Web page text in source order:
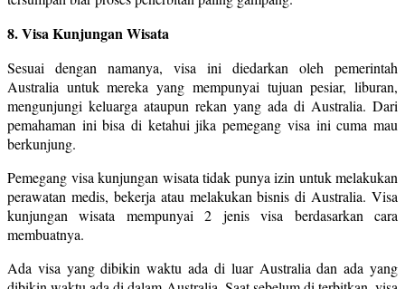
8. Visa Kunjungan Wisata
Sesuai dengan namanya, visa ini diedarkan oleh pemerintah
Australia untuk mereka yang mempunyai tujuan pesiar, liburan,
mengunjungi keluarga ataupun rekan yang ada di Australia. Dari
pemahaman ini bisa di ketahui jika pemegang visa ini cuma mau
berkunjung.
Pemegang visa kunjungan wisata tidak punya izin untuk melakukan
perawatan medis, bekerja atau melakukan bisnis di Australia. Visa
kunjungan wisata mempunyai 2 jenis visa berdasarkan cara
membuatnya.
Ada visa yang dibikin waktu ada di luar Australia dan ada yang